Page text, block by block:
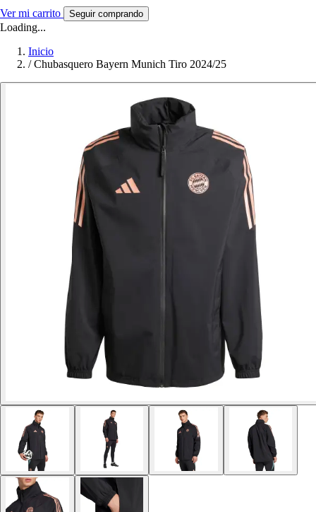
Ver mi carrito Seguir comprando
Loading...
Inicio
/ Chubasquero Bayern Munich Tiro 2024/25